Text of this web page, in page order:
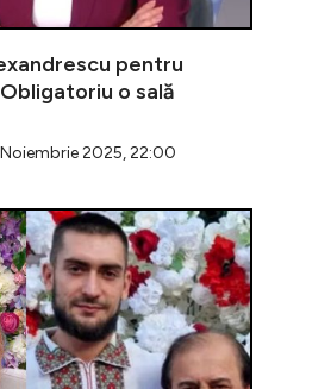
pentru
o sală
2025, 22:00
plecarea de la Pro TV, după 30
Dana